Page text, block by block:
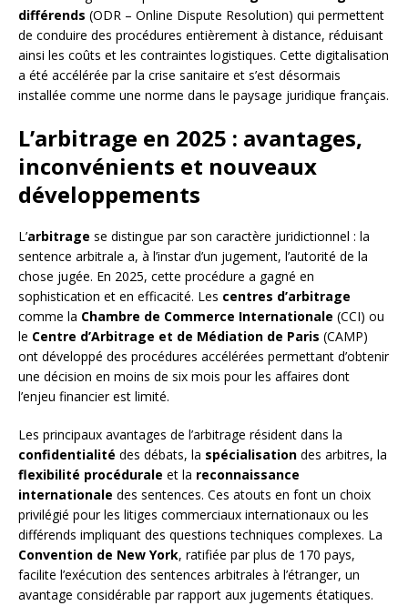
différends (ODR – Online Dispute Resolution) qui permettent
de conduire des procédures entièrement à distance, réduisant
ainsi les coûts et les contraintes logistiques. Cette digitalisation
a été accélérée par la crise sanitaire et s’est désormais
installée comme une norme dans le paysage juridique français.
L’arbitrage en 2025 : avantages,
inconvénients et nouveaux
développements
L’arbitrage se distingue par son caractère juridictionnel : la
sentence arbitrale a, à l’instar d’un jugement, l’autorité de la
chose jugée. En 2025, cette procédure a gagné en
sophistication et en efficacité. Les centres d’arbitrage
comme la Chambre de Commerce Internationale (CCI) ou
le Centre d’Arbitrage et de Médiation de Paris (CAMP)
ont développé des procédures accélérées permettant d’obtenir
une décision en moins de six mois pour les affaires dont
l’enjeu financier est limité.
Les principaux avantages de l’arbitrage résident dans la
confidentialité des débats, la spécialisation des arbitres, la
flexibilité procédurale et la reconnaissance
internationale des sentences. Ces atouts en font un choix
privilégié pour les litiges commerciaux internationaux ou les
différends impliquant des questions techniques complexes. La
Convention de New York, ratifiée par plus de 170 pays,
facilite l’exécution des sentences arbitrales à l’étranger, un
avantage considérable par rapport aux jugements étatiques.